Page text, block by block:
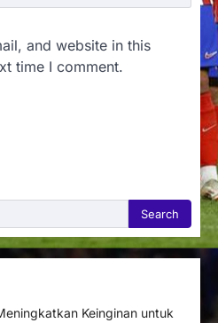
and website in this
time I comment.
Search
Keinginan untuk